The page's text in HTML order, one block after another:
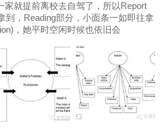
家就提前离校去自驾了，所以Report
到，Reading部分，小面条一如即往拿
，她平时空闲时候也依旧会